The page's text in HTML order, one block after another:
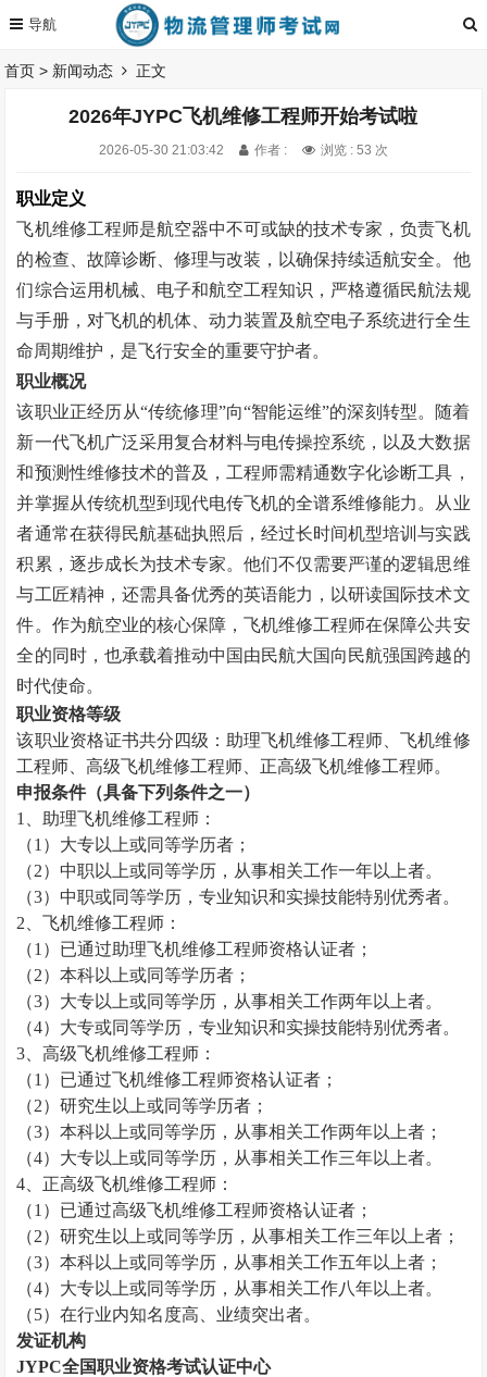
首页 > 新闻动态 正文
2026年JYPC飞机维修工程师开始考试啦
2026-05-30 21:03:42 作者 : 浏览 : 53 次
职业定义
飞机维修工程师是航空器中不可或缺的技术专家，负责飞机
的检查、故障诊断、修理与改装，以确保持续适航安全。他
们综合运用机械、电子和航空工程知识，严格遵循民航法规
与手册，对飞机的机体、动力装置及航空电子系统进行全生
命周期维护，是飞行安全的重要守护者。
职业概况
该职业正经历从“传统修理”向“智能运维”的深刻转型。随着
新一代飞机广泛采用复合材料与电传操控系统，以及大数据
和预测性维修技术的普及，工程师需精通数字化诊断工具，
并掌握从传统机型到现代电传飞机的全谱系维修能力。 从业
者通常在获得民航基础执照后，经过长时间机型培训与实践
积累，逐步成长为技术专家。他们不仅需要严谨的逻辑思维
与工匠精神，还需具备优秀的英语能力，以研读国际技术文
件。作为航空业的核心保障，飞机维修工程师在保障公共安
全的同时，也承载着推动中国由民航大国向民航强国跨越的
时代使命。
职业资格等级
该职业资格证书共分四级：助理飞机维修工程师、飞机维修
工程师、高级飞机维修工程师、正高级飞机维修工程师。
申报条件（具备下列条件之一）
1
、助理飞机维修工程师：
（1 ）大专以上或同等学历者；
（2）中职以上或同等学历，从事相关工作一年以上者。
（3）中职或同等学历，专业知识和实操技能特别优秀者。
2 、飞机维修工程师：
（1 ）已通过助理飞机维修工程师资格认证者；
（2）本科以上或同等学历者；
（3）大专以上或同等学历，从事相关工作两年以上者。
（4）大专或同等学历，专业知识和实操技能特别优秀者。
3 、高级飞机维修工程师：
（1 ）已通过飞机维修工程师资格认证者；
（2）研究生以上或同等学历者；
（3）本科以上或同等学历，从事相关工作两年以上者；
（4）大专以上或同等学历，从事相关工作三年以上者。
4 、正高级飞机维修工程师：
（1 ）已通过高级飞机维修工程师资格认证者；
（2）研究生以上或同等学历，从事相关工作三年以上者；
（3）本科以上或同等学历，从事相关工作五年以上者；
（4）大专以上或同等学历，从事相关工作八年以上者。
（5）在行业内知名度高、业绩突出者。
发证机构
JYPC全国职业资格考试认证中心